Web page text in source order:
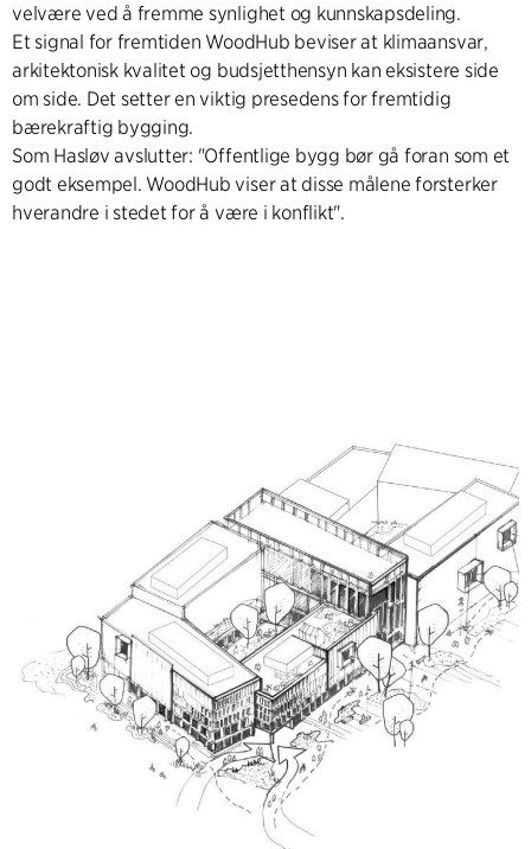
velvære ved å fremme synlighet og kunnskapsdeling.
Et signal for fremtiden WoodHub beviser at klimaansvar,
arkitektonisk kvalitet og budsjetthensyn kan eksistere side
om side. Det setter en viktig presedens for fremtidig
bærekraftig bygging.
Som Hasløv avslutter: "Offentlige bygg bør gå foran som et
godt eksempel. WoodHub viser at disse målene forsterker
hverandre i stedet for å være i konflikt".